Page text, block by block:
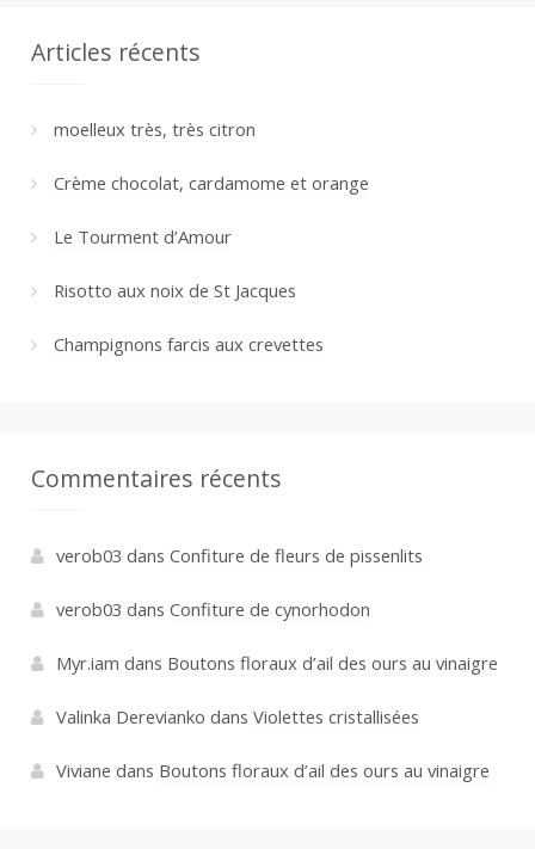
Articles récents
moelleux très, très citron
Crème chocolat, cardamome et orange
Le Tourment d’Amour
Risotto aux noix de St Jacques
Champignons farcis aux crevettes
Commentaires récents
verob03 dans Confiture de fleurs de pissenlits
verob03 dans Confiture de cynorhodon
Myr.iam dans Boutons floraux d’ail des ours au vinaigre
Valinka Derevianko dans Violettes cristallisées
Viviane dans Boutons floraux d’ail des ours au vinaigre